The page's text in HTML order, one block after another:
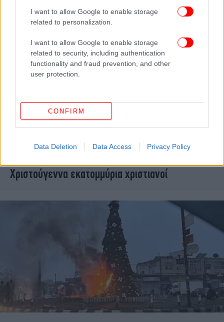
I want to allow Google to enable storage
related to personalization.
I want to allow Google to enable storage
related to security, including authentication
functionality and fraud prevention, and other
user protection.
CONFIRM
Data Deletion Data Access Privacy Policy
25/12/2024 13:04
Χριστούγεννα εκατομμύρια χριστιανοί